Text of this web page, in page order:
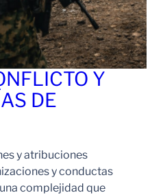
Y
DE
y atribuciones
y conductas
complejidad que